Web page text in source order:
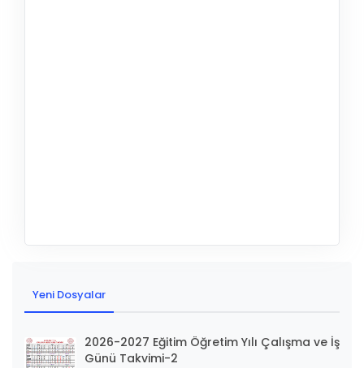
Yeni Dosyalar
2026-2027 Eğitim Öğretim Yılı Çalışma ve İş
Günü Takvimi-2